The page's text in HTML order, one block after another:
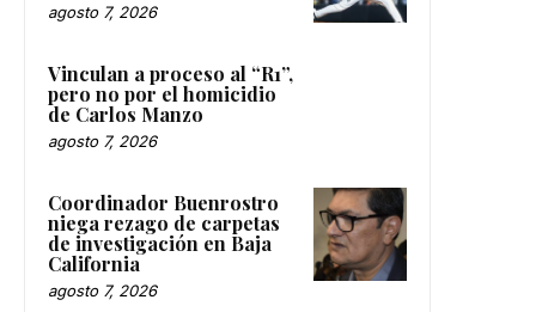
agosto 7, 2026
Vinculan a proceso al “R1”,
pero no por el homicidio
de Carlos Manzo
agosto 7, 2026
Coordinador Buenrostro
niega rezago de carpetas
de investigación en Baja
California
agosto 7, 2026